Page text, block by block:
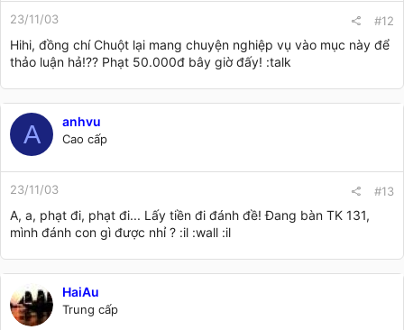
23/11/03 #12
Hihi, đồng chí Chuột lại mang chuyện nghiệp vụ vào mục này để
thảo luận hả!?? Phạt 50.000đ bây giờ đấy! :talk
A anhvu
Cao cấp
23/11/03 #13
A, a, phạt đi, phạt đi... Lấy tiền đi đánh đề! Đang bàn TK 131,
mình đánh con gì được nhỉ ? :il :wall :il
HaiAu
Trung cấp